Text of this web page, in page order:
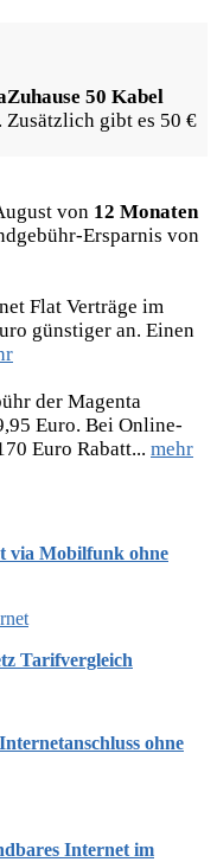
50 Kabel
Zusätzlich gibt es 50 €
von 12 Monaten
Ersparnis von
Flat Verträge im
günstiger an. Einen
der Magenta
Euro. Bei Online-
Euro Rabatt... mehr
via Mobilfunk ohne
Tarifvergleich
ohne
Internet im